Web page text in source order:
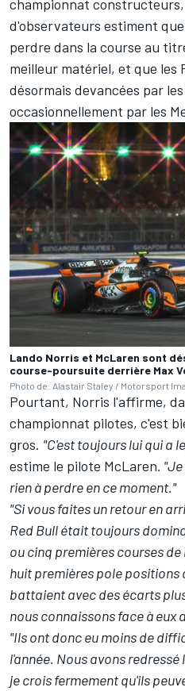
championnat
d'observateurs estiment
perdre dans la course au
meilleur matériel, et que les
désormais devancées par
occasionnellement par les
Lando Norris et McLaren sont
course-poursuite derrière Max
Photo de: Alastair Staley / Motorsport
Pourtant, Norris l'affirme,
championnat pilotes, c'est
gros. "C'est toujours lui qui a
estime le pilote McLaren.
rien à perdre en ce moment."
"Si vous faites un retour en
Red Bull était toujours
ou cinq premières courses
huit premières pole positions
battaient avec des écarts
nous connaissons face à eux
"Ils ont donc eu moins de
l'année. Nous avons
je crois fermement qu'ils